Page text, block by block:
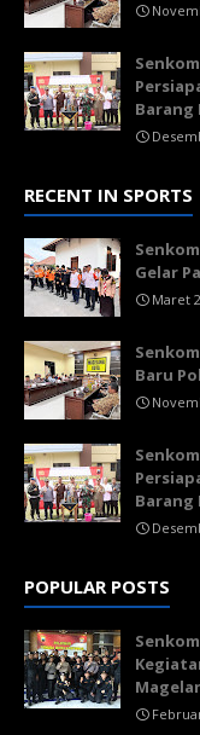
Barang
RECENT IN SPORTS
Gelar
Maret
Baru
Barang
POPULAR POSTS